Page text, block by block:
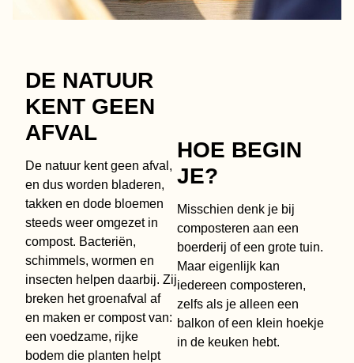
DE NATUUR
KENT GEEN
AFVAL
De natuur kent geen afval,
en dus worden bladeren,
takken en dode bloemen
steeds weer omgezet in
compost. Bacteriën,
schimmels, wormen en
insecten helpen daarbij. Zij
breken het groenafval af
en maken er compost van:
een voedzame, rijke
bodem die planten helpt
HOE BEGIN
JE?
Misschien denk je bij
composteren aan een
boerderij of een grote tuin.
Maar eigenlijk kan
iedereen composteren,
zelfs als je alleen een
balkon of een klein hoekje
in de keuken hebt.